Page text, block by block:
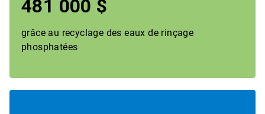
481 000 $
grâce au recyclage des eaux de rinçage
phosphatées